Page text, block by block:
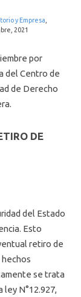
y Empresa
2021
por
del Centro de
de Derecho
DE
del Estado
Esto
retiro de
se trata
N°12.927,